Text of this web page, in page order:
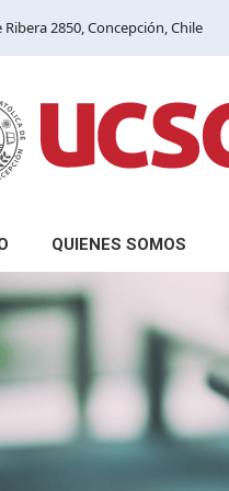
2850, Concepción, Chile
QUIENES SOMOS
Reseña
Decretos y normativas